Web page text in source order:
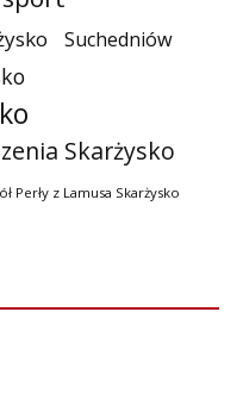
Suchedniów
Skarżysko
Perły z Lamusa Skarżysko